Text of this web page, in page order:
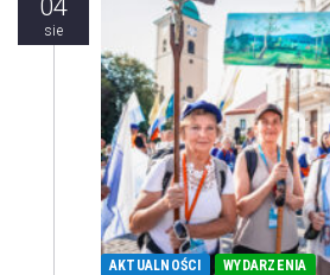
04
sie
AKTUALNOŚCI WYDARZENIA